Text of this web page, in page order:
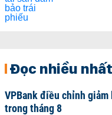
Đọc nhiều nhất
VPBank điều chỉnh
trong tháng 8